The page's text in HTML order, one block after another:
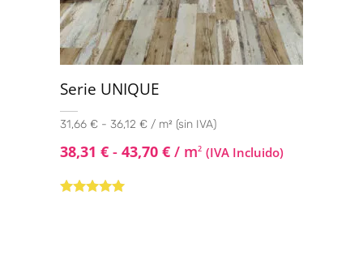
Serie UNIQUE
31,66 € - 36,12 € / m² (sin IVA)
38,31 € - 43,70 € / m2 (IVA Incluido)